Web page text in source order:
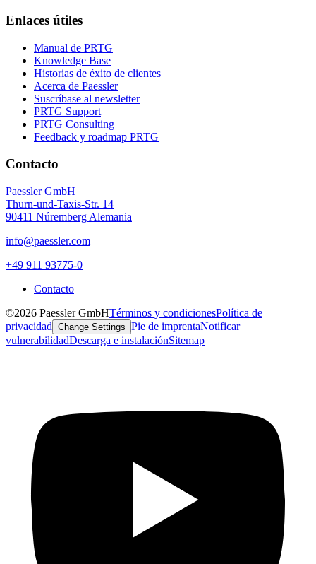
Enlaces útiles
Manual de PRTG
Knowledge Base
Historias de éxito de clientes
Acerca de Paessler
Suscríbase al newsletter
PRTG Support
PRTG Consulting
Feedback y roadmap PRTG
Contacto
Paessler GmbH
Thurn-und-Taxis-Str. 14
90411 Núremberg Alemania
info@paessler.com
+49 911 93775-0
Contacto
©2026 Paessler GmbHTérminos y condicionesPolítica de
privacidad Change Settings Pie de imprentaNotificar
vulnerabilidadDescarga e instalaciónSitemap